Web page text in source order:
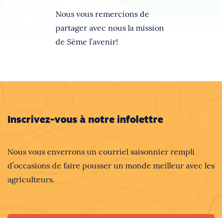
Nous vous remercions de
partager avec nous la mission
de Sème l’avenir!
Inscrivez-vous à notre infolettre
Nous vous enverrons un courriel saisonnier rempli
d’occasions de faire pousser un monde meilleur avec les
agriculteurs.